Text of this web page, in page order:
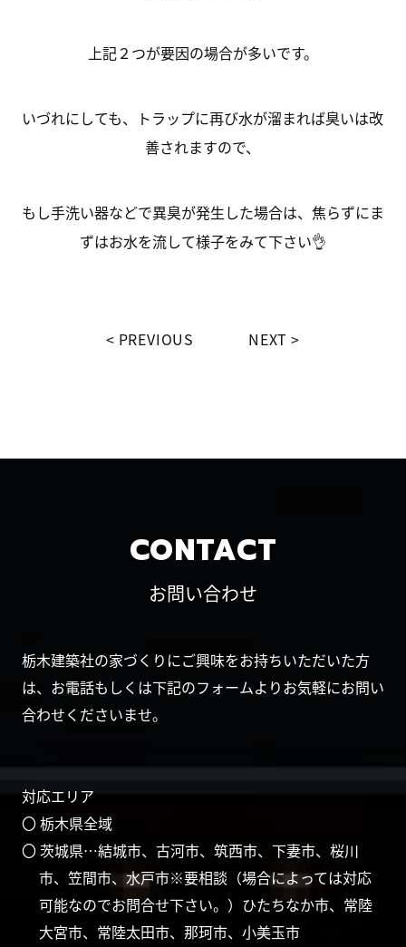
上記２つが要因の場合が多いです。
いづれにしても、トラップに再び水が溜まれば臭いは改
善されますので、
もし手洗い器などで異臭が発生した場合は、焦らずにま
ずはお水を流して様子をみて下さい👌
PREVIOUS NEXT
CONTACT
お問い合わせ
栃木建築社の家づくりにご興味をお持ちいただいた方
は、お電話もしくは下記のフォームよりお気軽にお問い
合わせくださいませ。
対応エリア
〇 栃木県全域
〇 茨城県…結城市、古河市、筑西市、下妻市、桜川
市、笠間市、水戸市※要相談（場合によっては対応
可能なのでお問合せ下さい。）ひたちなか市、常陸
大宮市、常陸太田市、那珂市、小美玉市